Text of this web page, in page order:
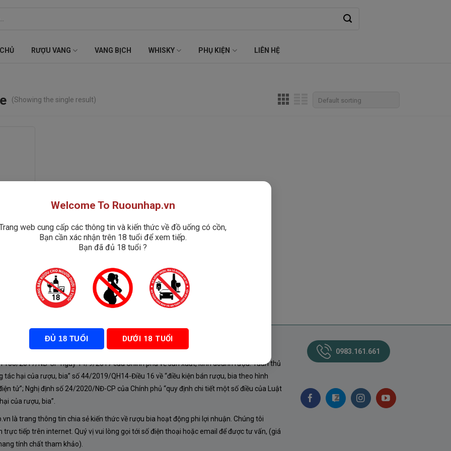
RƯỢU VANG VANG BỊCH WHISKY PHỤ KIỆN LIÊN HỆ
(Showing the single result)
SÁCH
105/2017/NĐ-CP ngày 14/9/2017 của Chính phủ về sản xuất, kinh doanh rượu. Tuân thủ
tác hại của rượu, bia” số 44/2019/QH14-Điều 16 về “điều kiện bán rượu, bia theo hình
tử”; Nghị định số 24/2020/NĐ-CP của Chính phủ “quy định chi tiết một số điều của Luật
của rượu, bia”.
là trang thông tin chia sẻ kiến thức về rượu bia hoạt động phi lợi nhuận. Chúng tôi
trực tiếp trên internet. Quý vị vui lòng gọi tới số điện thoại hoặc email để được tư vấn, (giá
tính chất tham khảo).
0983.161.661
Welcome To Ruounhap.vn
web cung cấp các thông tin và kiến thức về đồ uống có cồn,
Bạn cần xác nhận trên 18 tuổi để xem tiếp.
Bạn đã đủ 18 tuổi ?
ĐỦ 18 TUỔI DƯỚI 18 TUỔI